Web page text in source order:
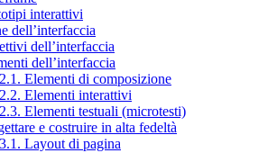
interattivi
dell’interfaccia
dell’interfaccia
dell’interfaccia
Elementi di composizione
Elementi interattivi
Elementi testuali (microtesti)
e costruire in alta fedeltà
Layout di pagina